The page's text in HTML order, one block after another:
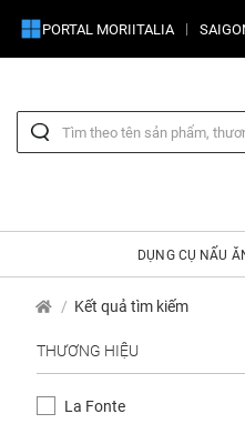
PORTAL MORIITALIA
DỤNG CỤ NẤU
Kết quả tìm kiếm
THƯƠNG HIỆU
La Fonte